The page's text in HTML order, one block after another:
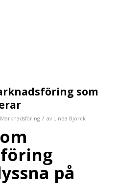
som
Marknadsföring / av Linda Björck
på